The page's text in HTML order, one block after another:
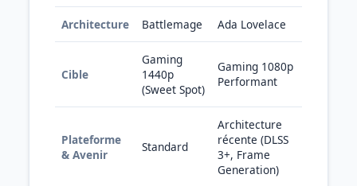
Architecture Battlemage Ada Lovelace
Cible
Gaming
1440p
(Sweet Spot)
Gaming 1080p
Performant
Plateforme
& Avenir
Standard
Architecture
récente (DLSS
3+, Frame
Generation)